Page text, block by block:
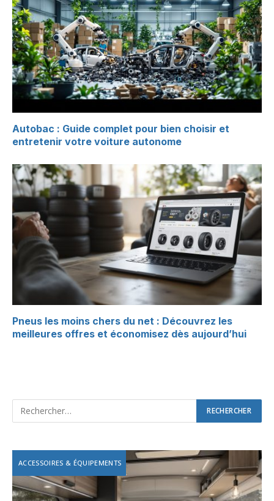
Autobac : Guide complet pour bien choisir et
entretenir votre voiture autonome
Pneus les moins chers du net : Découvrez les
meilleures offres et économisez dès aujourd’hui
ACCESSOIRES & ÉQUIPEMENTS